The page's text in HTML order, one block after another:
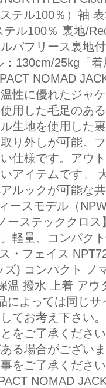
テル100％）袖
テル100％ 裏地/
パフリース裏地
130cm/25kg『
NOMAD
性に優れたジャ
用した毛足のあ
生地を使用した
り外しが可能。
仕様です。アウ
アイテムです。
ルックが可能な
ースモデル（
ーステッククロ
軽量、コンパク
・フェイス
ズ) コンパクト ノ
温 撥水 上着 ア
よっては同じサ
てお考え下さい
をご了承くださ
る場合がござい
をご了承くださ
NOMAD